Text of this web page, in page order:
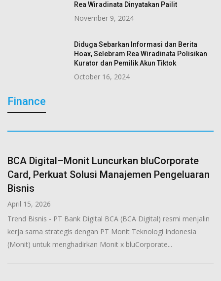
Rea Wiradinata Dinyatakan Pailit
November 9, 2024
Diduga Sebarkan Informasi dan Berita
Hoax, Selebram Rea Wiradinata Polisikan
Kurator dan Pemilik Akun Tiktok
October 16, 2024
Finance
BCA Digital–Monit Luncurkan bluCorporate
Card, Perkuat Solusi Manajemen Pengeluaran
Bisnis
April 15, 2026
Trend Bisnis - PT Bank Digital BCA (BCA Digital) resmi menjalin
kerja sama strategis dengan PT Monit Teknologi Indonesia
(Monit) untuk menghadirkan Monit x bluCorporate...